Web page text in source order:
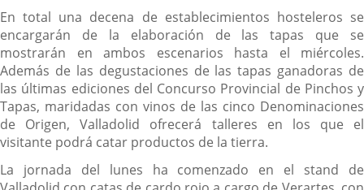
En total una decena de establecimientos hosteleros se
encargarán de la elaboración de las tapas que se
mostrarán en ambos escenarios hasta el miércoles.
Además de las degustaciones de las tapas ganadoras de
las últimas ediciones del Concurso Provincial de Pinchos y
Tapas, maridadas con vinos de las cinco Denominaciones
de Origen, Valladolid ofrecerá talleres en los que el
visitante podrá catar productos de la tierra.
La jornada del lunes ha comenzado en el stand de